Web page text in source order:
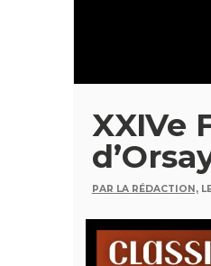
XXIVe
PAR LA RÉDACTION,